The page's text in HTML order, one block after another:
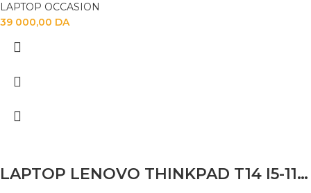
LAPTOP OCCASION
39 000,00 DA
LAPTOP LENOVO THINKPAD T14 I5-1145G7 32G 512GB SSD 14″FHD TACTILE